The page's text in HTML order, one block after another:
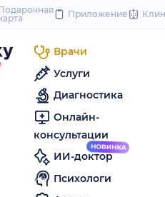
to
Приложение
Врачи
Услуги
Диагностика
Онлайн-
консультации
ИИ-доктор
Психологи